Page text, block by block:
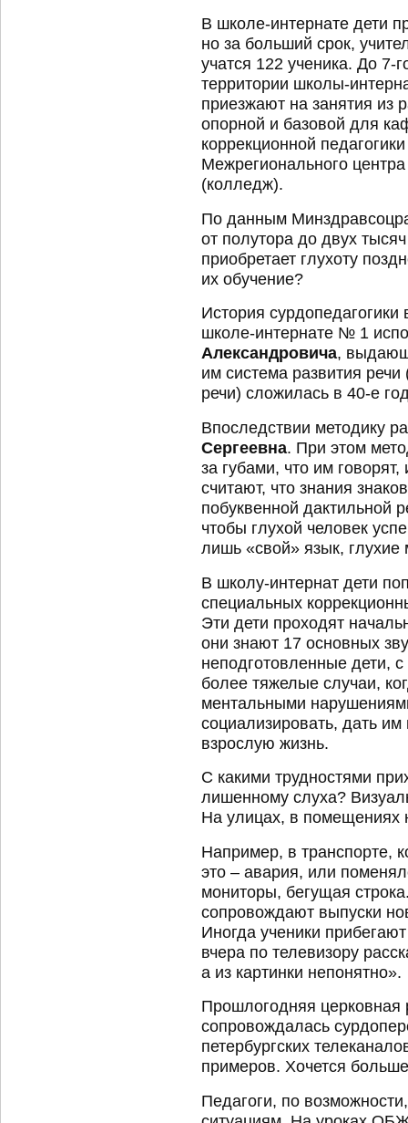
В школе-интернате дети
но за больший срок,
учатся 122 ученика. До 7-
территории школы-
приезжают на занятия из
опорной и базовой для
коррекционной
Межрегионального
(колледж).
По данным
от полутора до двух
приобретает глухоту
их обучение?
История
школе-интернате № 1
Александровича,
им система развития
речи) сложилась в 40-е
Впоследствии методику
Сергеевна. При этом
за губами, что им
считают, что знания
побуквенной дактильной
чтобы глухой человек
лишь «свой» язык, глухие
В школу-интернат дети
специальных
Эти дети проходят
они знают 17 основных
неподготовленные дети,
более тяжелые случаи,
ментальными
социализировать, дать
взрослую жизнь.
С какими трудностями
лишенному слуха?
На улицах, в
Например, в транспорте,
это – авария, или
мониторы, бегущая
сопровождают выпуски
Иногда ученики
вчера по телевизору
а из картинки непонятно».
Прошлогодняя церковная
сопровождалась
петербургских
примеров. Хочется
Педагоги, по